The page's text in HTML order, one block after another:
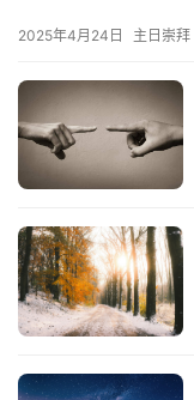
敬
神
学
研
究
按
卷
经
登录
2025年4月24日 主日崇拜